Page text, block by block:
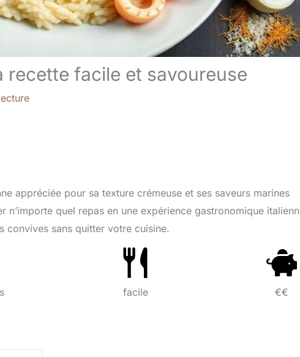
recette facile et savoureuse
appréciée pour sa texture crémeuse et ses saveurs marines
quel repas en une expérience gastronomique
convives sans quitter votre cuisine.
facile €€